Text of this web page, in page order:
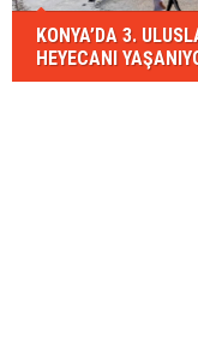
KONYA’DA 3.
HEYECANI